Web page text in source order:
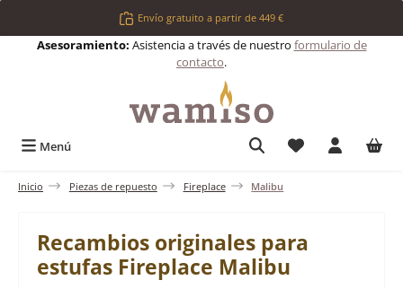
Saltar al contenido principalEnvío gratuito a partir de 449 €
Asesoramiento: Asistencia a través de nuestro formulario de
contacto.
Menú Tienes 0
Inicio Piezas de repuesto Fireplace Malibu
Recambios originales para
estufas Fireplace Malibu